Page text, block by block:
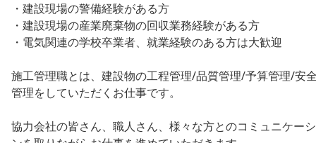
・建設現場の警備経験がある方
・建設現場の産業廃棄物の回収業務経験がある方
・電気関連の学校卒業者、就業経験のある方は大歓迎
施工管理職とは、建設物の工程管理/品質管理/予算管理/安
管理をしていただくお仕事です。
協力会社の皆さん、職人さん、様々な方とのコミュニケー